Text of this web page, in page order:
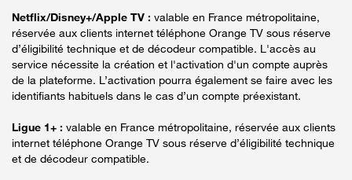
Netflix/Disney+/Apple TV : valable en France métropolitaine,
réservée aux clients internet téléphone Orange TV sous réserve
d’éligibilité technique et de décodeur compatible. L'accès au
service nécessite la création et l'activation d'un compte auprès
de la plateforme. L’activation pourra également se faire avec les
identifiants habituels dans le cas d’un compte préexistant.
Ligue 1+ : valable en France métropolitaine, réservée aux clients
internet téléphone Orange TV sous réserve d’éligibilité technique
et de décodeur compatible.